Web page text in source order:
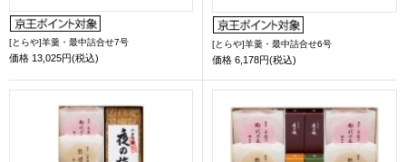
[とらや]羊羹・最中詰合せ7号
価格 13,025円(税込)
[とらや]羊羹・最中詰合せ6号
価格 6,178円(税込)